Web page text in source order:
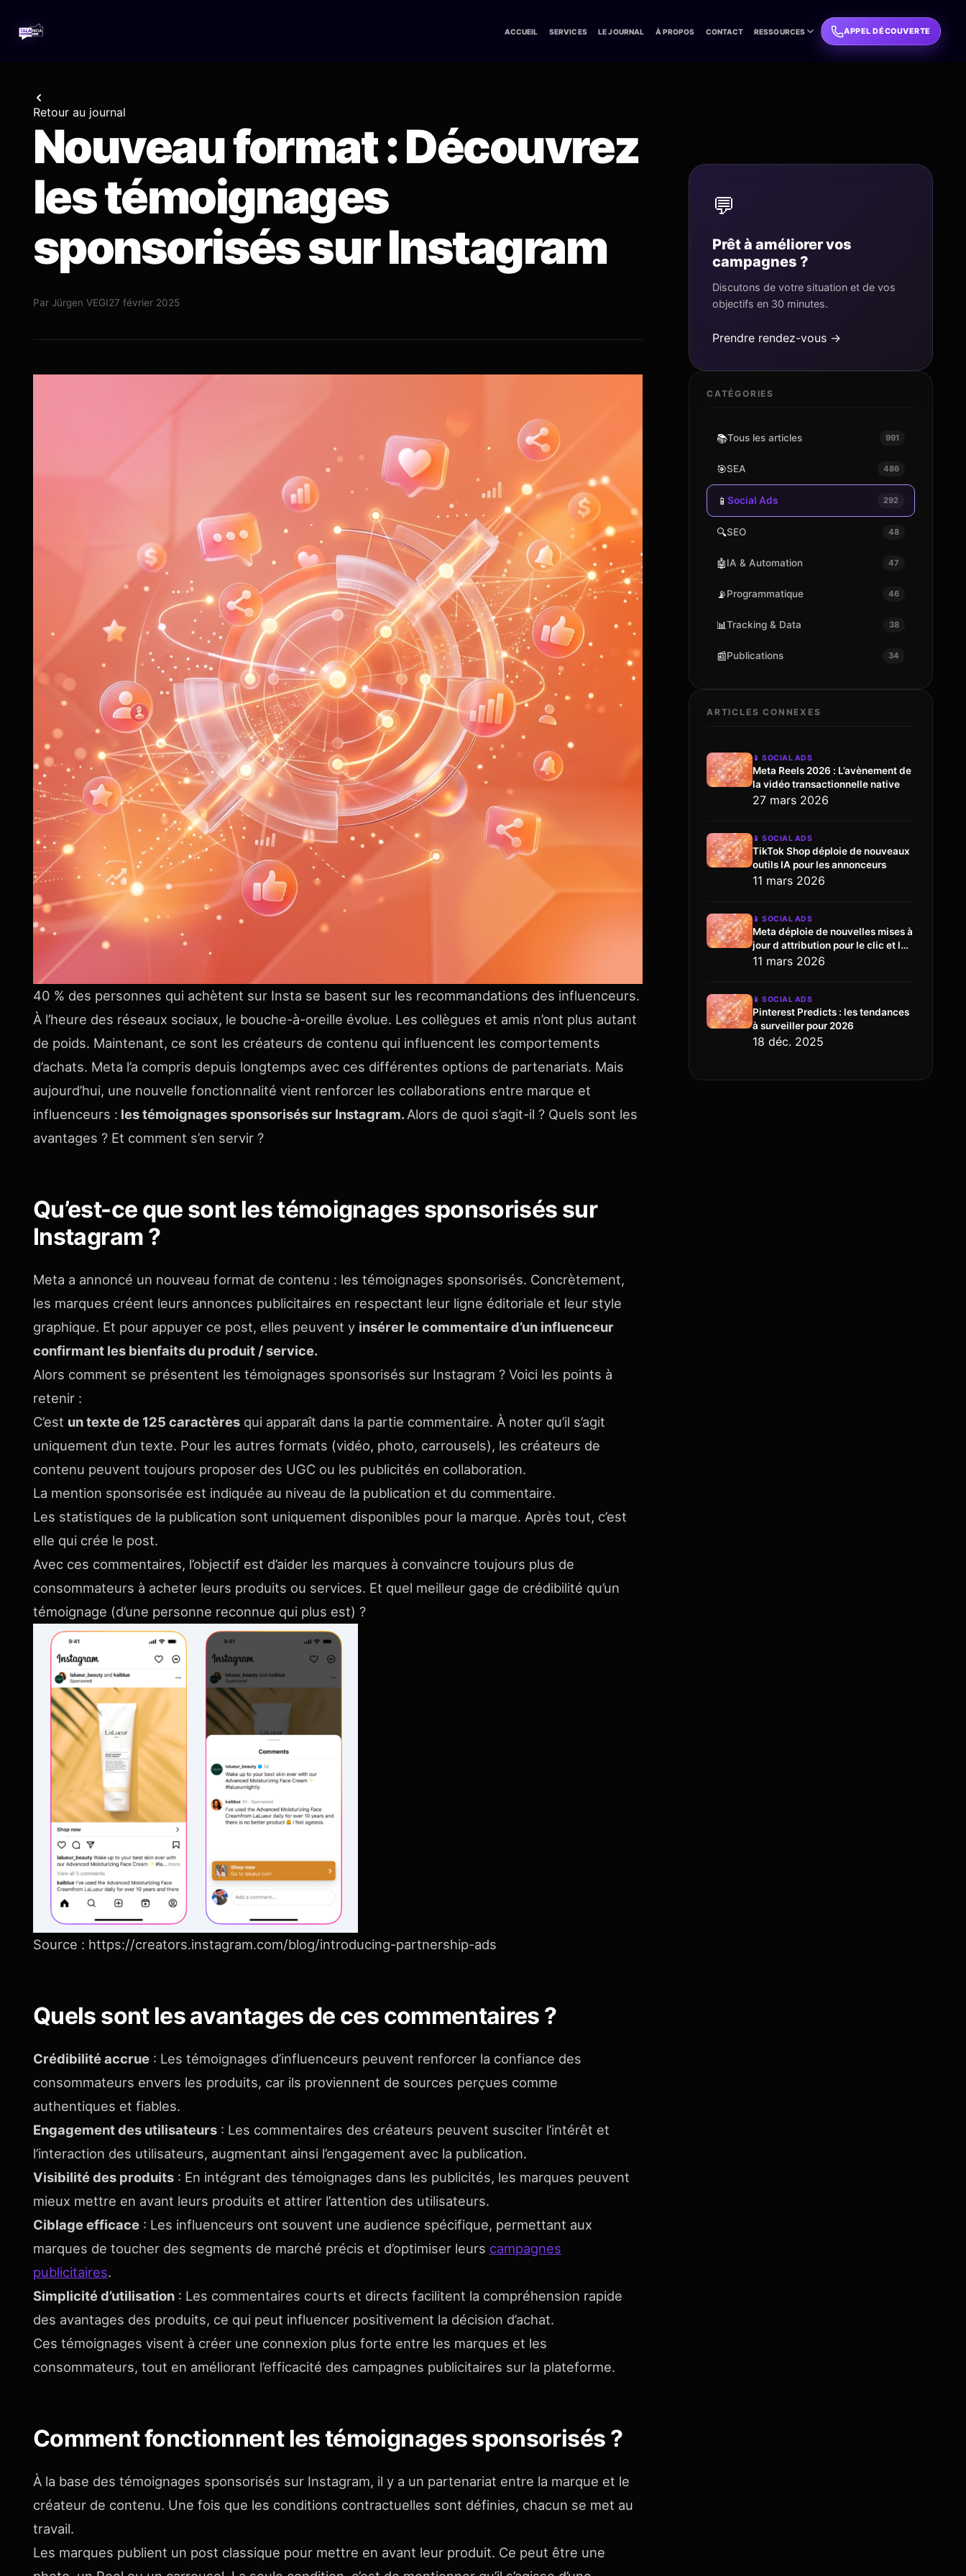
ACCUEIL SERVICES LE JOURNAL À PROPOS CONTACT RESSOURCES APPEL DÉCOUVERTE
Retour au journal
Nouveau format : Découvrez
les témoignages
sponsorisés sur Instagram
Par Jürgen VEGI27 février 2025
40 % des personnes qui achètent sur Insta se basent sur les recommandations des influenceurs.
À l’heure des réseaux sociaux, le bouche-à-oreille évolue. Les collègues et amis n’ont plus autant
de poids. Maintenant, ce sont les créateurs de contenu qui influencent les comportements
d’achats. Meta l’a compris depuis longtemps avec ces différentes options de partenariats. Mais
aujourd’hui, une nouvelle fonctionnalité vient renforcer les collaborations entre marque et
influenceurs : les témoignages sponsorisés sur Instagram.Alors de quoi s’agit-il ? Quels sont les
avantages ? Et comment s’en servir ?
Qu’est-ce que sont les témoignages sponsorisés sur
Instagram ?
Meta a annoncé un nouveau format de contenu : les témoignages sponsorisés. Concrètement,
les marques créent leurs annonces publicitaires en respectant leur ligne éditoriale et leur style
graphique. Et pour appuyer ce post, elles peuvent y insérer le commentaire d’un influenceur
confirmant les bienfaits du produit / service.
Alors comment se présentent les témoignages sponsorisés sur Instagram ? Voici les points à
retenir :
C’est un texte de 125 caractères qui apparaît dans la partie commentaire. À noter qu’il s’agit
uniquement d’un texte. Pour les autres formats (vidéo, photo, carrousels), les créateurs de
contenu peuvent toujours proposer des UGC ou les publicités en collaboration.
La mention sponsorisée est indiquée au niveau de la publication et du commentaire.
Les statistiques de la publication sont uniquement disponibles pour la marque. Après tout, c’est
elle qui crée le post.
Avec ces commentaires, l’objectif est d’aider les marques à convaincre toujours plus de
consommateurs à acheter leurs produits ou services. Et quel meilleur gage de crédibilité qu’un
témoignage (d’une personne reconnue qui plus est) ?
Source : https://creators.instagram.com/blog/introducing-partnership-ads
Quels sont les avantages de ces commentaires ?
Crédibilité accrue : Les témoignages d’influenceurs peuvent renforcer la confiance des
consommateurs envers les produits, car ils proviennent de sources perçues comme
authentiques et fiables.
Engagement des utilisateurs : Les commentaires des créateurs peuvent susciter l’intérêt et
l’interaction des utilisateurs, augmentant ainsi l’engagement avec la publication.
Visibilité des produits : En intégrant des témoignages dans les publicités, les marques peuvent
mieux mettre en avant leurs produits et attirer l’attention des utilisateurs.
Ciblage efficace : Les influenceurs ont souvent une audience spécifique, permettant aux
marques de toucher des segments de marché précis et d’optimiser leurs campagnes
publicitaires.
Simplicité d’utilisation : Les commentaires courts et directs facilitent la compréhension rapide
des avantages des produits, ce qui peut influencer positivement la décision d’achat.
Ces témoignages visent à créer une connexion plus forte entre les marques et les
consommateurs, tout en améliorant l’efficacité des campagnes publicitaires sur la plateforme.
Comment fonctionnent les témoignages sponsorisés ?
À la base des témoignages sponsorisés sur Instagram, il y a un partenariat entre la marque et le
créateur de contenu. Une fois que les conditions contractuelles sont définies, chacun se met au
travail.
Les marques publient un post classique pour mettre en avant leur produit. Ce peut être une
💬
Prêt à améliorer vos
campagnes ?
Discutons de votre situation et de vos
objectifs en 30 minutes.
Prendre rendez-vous →
CATÉGORIES
📚Tous les articles 991
🎯SEA 486
📱 Social Ads 292
🔍SEO 48
🤖IA & Automation 47
📡Programmatique 46
📊Tracking & Data 38
📰Publications 34
ARTICLES CONNEXES
📱 SOCIAL ADS
Meta Reels 2026 : L’avènement de
la vidéo transactionnelle native
27 mars 2026
📱 SOCIAL ADS
TikTok Shop déploie de nouveaux
outils IA pour les annonceurs
11 mars 2026
📱 SOCIAL ADS
Meta déploie de nouvelles mises à
jour d attribution pour le clic et l
engagement
11 mars 2026
📱 SOCIAL ADS
Pinterest Predicts : les tendances
à surveiller pour 2026
18 déc. 2025